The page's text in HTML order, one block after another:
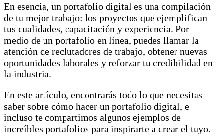
En esencia, un portafolio digital es una compilación
de tu mejor trabajo: los proyectos que ejemplifican
tus cualidades, capacitación y experiencia. Por
medio de un portafolio en línea, puedes llamar la
atención de reclutadores de trabajo, obtener nuevas
oportunidades laborales y reforzar tu credibilidad en
la industria.
En este artículo, encontrarás todo lo que necesitas
saber sobre cómo hacer un portafolio digital, e
incluso te compartimos algunos ejemplos de
increíbles portafolios para inspirarte a crear el tuyo.